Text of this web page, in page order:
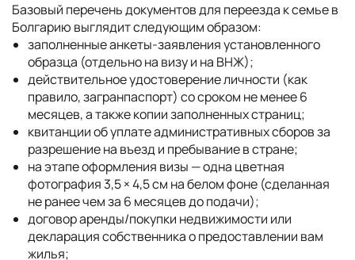
Базовый перечень документов для переезда к семье в
Болгарию выглядит следующим образом:
заполненные анкеты-заявления установленного
образца (отдельно на визу и на ВНЖ);
действительное удостоверение личности (как
правило, загранпаспорт) со сроком не менее 6
месяцев, а также копии заполненных страниц;
квитанции об уплате административных сборов за
разрешение на въезд и пребывание в стране;
на этапе оформления визы — одна цветная
фотография 3,5 × 4,5 см на белом фоне (сделанная
не ранее чем за 6 месяцев до подачи);
договор аренды/покупки недвижимости или
декларация собственника о предоставлении вам
жилья;